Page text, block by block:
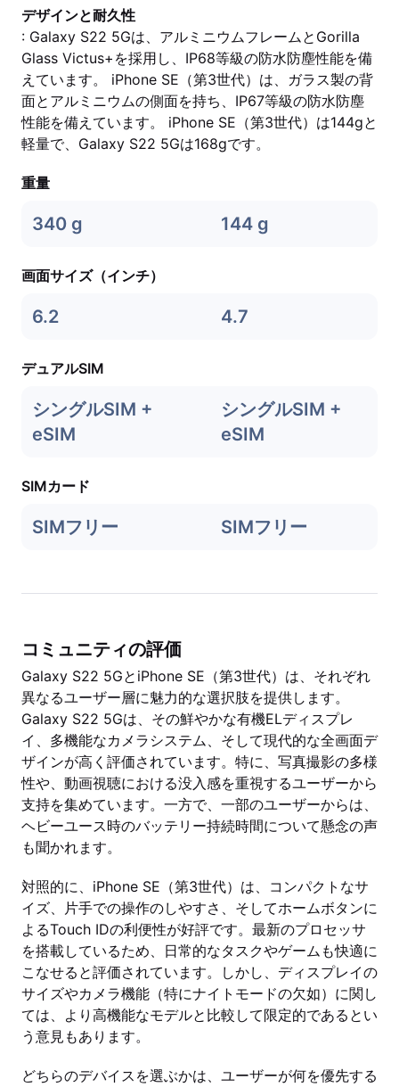
デザインと耐久性
: Galaxy S22 5Gは、アルミニウムフレームとGorilla
Glass Victus+を採用し、IP68等級の防水防塵性能を備
えています。 iPhone SE（第3世代）は、ガラス製の背
面とアルミニウムの側面を持ち、IP67等級の防水防塵
性能を備えています。 iPhone SE（第3世代）は144gと
軽量で、Galaxy S22 5Gは168gです。
重量
340 g 144 g
画面サイズ（インチ）
6.2 4.7
デュアルSIM
シングルSIM +
eSIM
シングルSIM +
eSIM
SIMカード
SIMフリー SIMフリー
コミュニティの評価
Galaxy S22 5GとiPhone SE（第3世代）は、それぞれ
異なるユーザー層に魅力的な選択肢を提供します。
Galaxy S22 5Gは、その鮮やかな有機ELディスプレ
イ、多機能なカメラシステム、そして現代的な全画面デ
ザインが高く評価されています。特に、写真撮影の多様
性や、動画視聴における没入感を重視するユーザーから
支持を集めています。一方で、一部のユーザーからは、
ヘビーユース時のバッテリー持続時間について懸念の声
も聞かれます。
対照的に、iPhone SE（第3世代）は、コンパクトなサ
イズ、片手での操作のしやすさ、そしてホームボタンに
よるTouch IDの利便性が好評です。最新のプロセッサ
を搭載しているため、日常的なタスクやゲームも快適に
こなせると評価されています。しかし、ディスプレイの
サイズやカメラ機能（特にナイトモードの欠如）に関し
ては、より高機能なモデルと比較して限定的であるとい
う意見もあります。
どちらのデバイスを選ぶかは、ユーザーが何を優先する